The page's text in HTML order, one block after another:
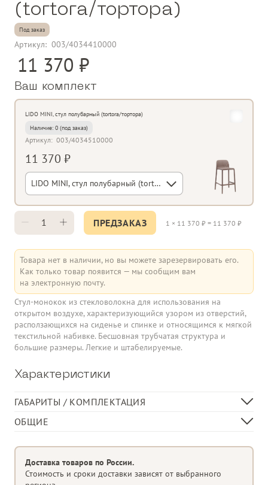
(tortora/тортора)
Под заказ
Артикул: 003/4034410000
11 370
Ваш комплект
LIDO MINI, стул полубарный (tortora/тортора)
Наличие: 0
Артикул: 003/4034510000
11 370 ₽
LIDO MINI, стул полубарный (tortora/тортора)
ПРЕДЗАКАЗ 1 × 11 370 ₽ = 11 370 ₽
Товара нет в наличии, но вы можете зарезервировать его.
Как только товар появится — мы сообщим вам
на электронную почту.
Стул-монокок из стекловолокна для использования на
открытом воздухе, характеризующийся узором из отверстий,
расползающихся на сиденье и спинке и относящимся к мягкой
текстильной набивке. Бесшовная трубчатая структура и
большие размеры. Легкие и штабелируемые.
Характеристики
ГАБАРИТЫ / КОМПЛЕКТАЦИЯ
Длина, см
49
Высота, см
97
ОБЩИЕ
обработанное анти-УФ и окрашенное
Доставка товаров по России.
Стоимость и сроки доставки зависят от выбранного